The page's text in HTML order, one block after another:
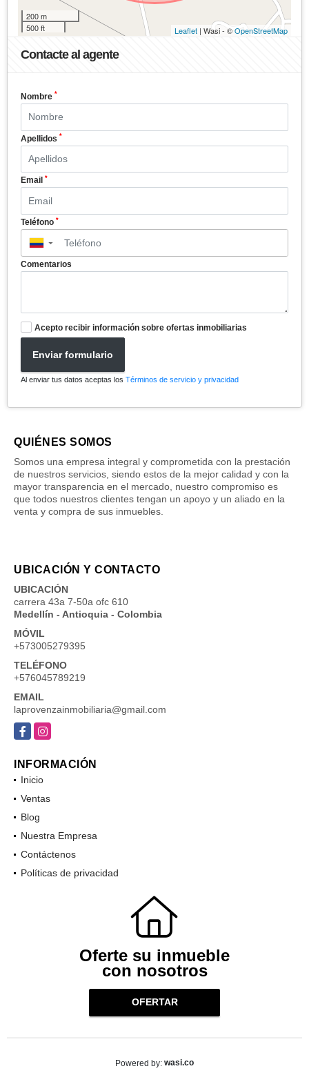
200 m
500 ft
Leaflet | Wasi - ©OpenStreetMap
Contacte al agente
Nombre *
Apellidos *
Email *
Teléfono *
▼
Comentarios
Acepto recibir información sobre ofertas inmobiliarias
Enviar formulario
Al enviar tus datos aceptas los Términos de servicio y privacidad
QUIÉNES SOMOS
Somos una empresa integral y comprometida con la prestación
de nuestros servicios, siendo estos de la mejor calidad y con la
mayor transparencia en el mercado, nuestro compromiso es
que todos nuestros clientes tengan un apoyo y un aliado en la
venta y compra de sus inmuebles.
UBICACIÓN Y CONTACTO
UBICACIÓN
carrera 43a 7-50a ofc 610
Medellín - Antioquia - Colombia
MÓVIL
+573005279395
TELÉFONO
+576045789219
EMAIL
laprovenzainmobiliaria@gmail.com
FacebookInstagram
INFORMACIÓN
Inicio
Ventas
Blog
Nuestra Empresa
Contáctenos
Políticas de privacidad
Oferte su inmueble
con nosotros
OFERTAR
Powered by: wasi.co